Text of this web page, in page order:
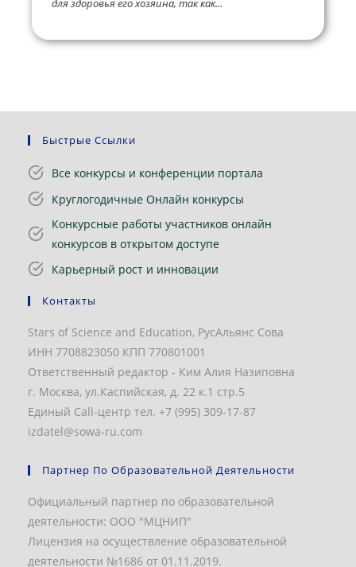
Быстрые Ссылки
Все конкурсы и конференции портала
Круглогодичные Онлайн конкурсы
Конкурсные работы участников онлайн
конкурсов в открытом доступе
Карьерный рост и инновации
Контакты
Stars of Science and Education, РусАльянс Сова
ИНН 7708823050 КПП 770801001
Ответственный редактор - Ким Алия Назиповна
г. Москва, ул.Каспийская, д. 22 к.1 стр.5
Единый Call-центр тел. +7 (995) 309-17-87
izdatel@sowa-ru.com
Партнер По Образовательной Деятельности
Официальный партнер по образовательной
деятельности: ООО "МЦНИП"
Лицензия на осуществление образовательной
деятельности №1686 от 01.11.2019.